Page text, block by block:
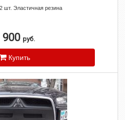
шт. Эластичная резина
900 руб.
Купить